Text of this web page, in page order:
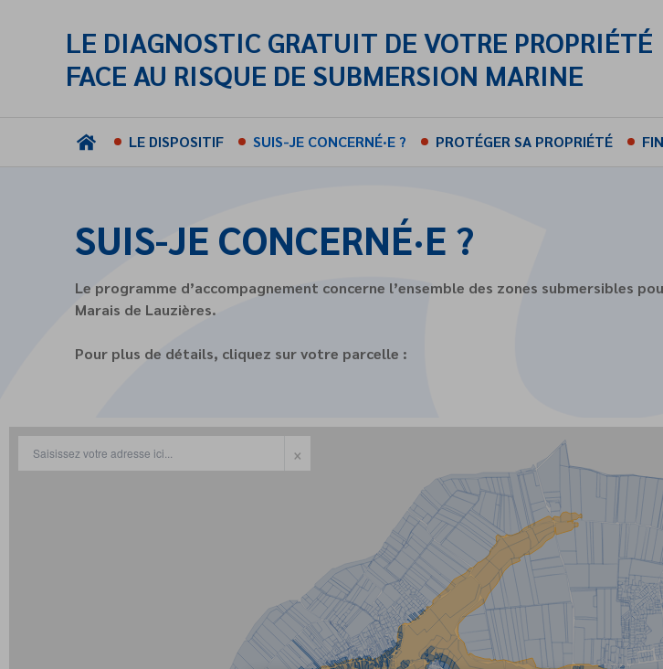
LE DIAGNOSTIC GRATUIT DE VOTRE PROPRIÉTÉ
FACE AU RISQUE DE SUBMERSION MARINE
LE DISPOSITIF SUIS-JE CONCERNÉ·E ? PROTÉGER SA PROPRIÉTÉ
SUIS-JE CONCERNÉ·E ?
Le programme d’accompagnement concerne l’ensemble des zones submersibles
Marais de Lauzières.
Pour plus de détails, cliquez sur votre parcelle :